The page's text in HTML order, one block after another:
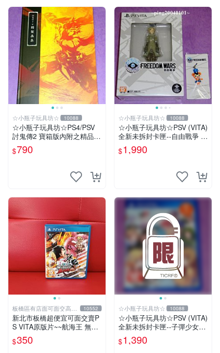
☆小瓶子玩具坊☆ 10088
☆小瓶子玩具坊☆PS4/PSV
討鬼傳2 寶箱版內附之精品--
特製畫集 (無遊戲卡匣唷)
$790
☆小瓶子玩具坊☆ 10088
☆小瓶子玩具坊☆PSV (VITA)
全新未拆封卡匣--自由戰爭 限
定版 中文版 + 特典--「普洛
帕」吊飾
$1,990
板橋區有店面可面交高價
回收電玩
10552
新北市板橋超便宜可面交賣P
S VITA原版片~~航海王 無限
世界 赤紅 中文版~~實體店面
可面交
$350
☆小瓶子玩具坊☆ 10088
☆小瓶子玩具坊☆PSV (VITA)
全新未拆封卡匣--子彈少女2
《(Bullet Girls 2》
$1,390